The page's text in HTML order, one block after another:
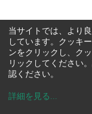
当サイトでは、より
しています。クッキ
ンをクリックし、ク
リックしてください
認ください。
詳細を見る ...